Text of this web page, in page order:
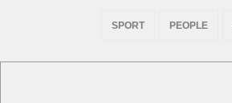
PEOPLE
SPORT